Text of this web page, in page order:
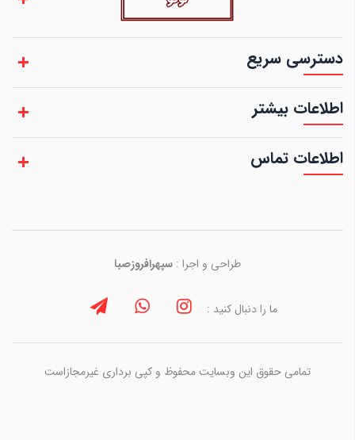
دسترسی سریع
اطلاعات بیشتر
اطلاعات تماس
طراحی و اجرا : سپهرافروزصبا
ما را دنبال کنید :
تمامی حقوق این وبسایت محفوظ و کپی برداری غیرمجازاست